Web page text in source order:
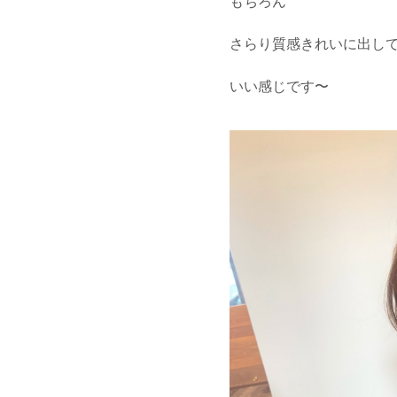
さらり質感きれいに出し
いい感じです〜